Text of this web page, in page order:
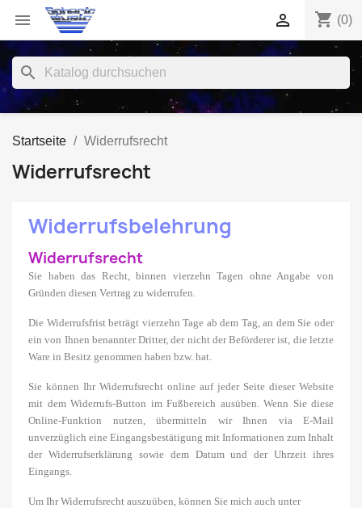
 shopping_cart (0)

search
Startseite Widerrufsrecht
Widerrufsrecht
Widerrufsbelehrung
Widerrufsrecht
Sie haben das Recht, binnen vierzehn Tagen ohne Angabe von
Gründen diesen Vertrag zu widerrufen.
Die Widerrufsfrist beträgt vierzehn Tage ab dem Tag, an dem Sie oder
ein von Ihnen benannter Dritter, der nicht der Beförderer ist, die letzte
Ware in Besitz genommen haben bzw. hat.
Sie können Ihr Widerrufsrecht online auf jeder Seite dieser Website
mit dem Widerrufs-Button im Fußbereich ausüben. Wenn Sie diese
Online-Funktion nutzen, übermitteln wir Ihnen via E-Mail
unverzüglich eine Eingangsbestätigung mit Informationen zum Inhalt
der Widerrufserklärung sowie dem Datum und der Uhrzeit ihres
Eingangs.
Um Ihr Widerrufsrecht auszuüben, können Sie mich auch unter